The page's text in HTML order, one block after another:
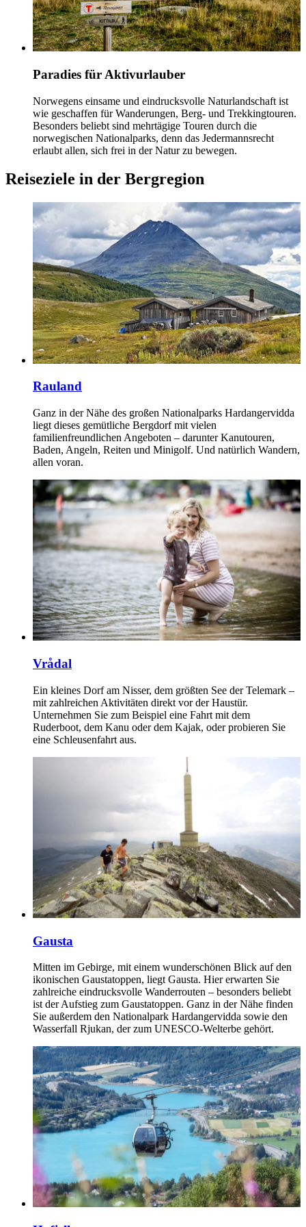
Paradies für Aktivurlauber
Norwegens einsame und eindrucksvolle Naturlandschaft ist
wie geschaffen für Wanderungen, Berg- und Trekkingtouren.
Besonders beliebt sind mehrtägige Touren durch die
norwegischen Nationalparks, denn das Jedermannsrecht
erlaubt allen, sich frei in der Natur zu bewegen.
Reiseziele in der Bergregion
Rauland
Ganz in der Nähe des großen Nationalparks Hardangervidda
liegt dieses gemütliche Bergdorf mit vielen
familienfreundlichen Angeboten – darunter Kanutouren,
Baden, Angeln, Reiten und Minigolf. Und natürlich Wandern,
allen voran.
Vrådal
Ein kleines Dorf am Nisser, dem größten See der Telemark –
mit zahlreichen Aktivitäten direkt vor der Haustür.
Unternehmen Sie zum Beispiel eine Fahrt mit dem
Ruderboot, dem Kanu oder dem Kajak, oder probieren Sie
eine Schleusenfahrt aus.
Gausta
Mitten im Gebirge, mit einem wunderschönen Blick auf den
ikonischen Gaustatoppen, liegt Gausta. Hier erwarten Sie
zahlreiche eindrucksvolle Wanderrouten – besonders beliebt
ist der Aufstieg zum Gaustatoppen. Ganz in der Nähe finden
Sie außerdem den Nationalpark Hardangervidda sowie den
Wasserfall Rjukan, der zum UNESCO‑Welterbe gehört.